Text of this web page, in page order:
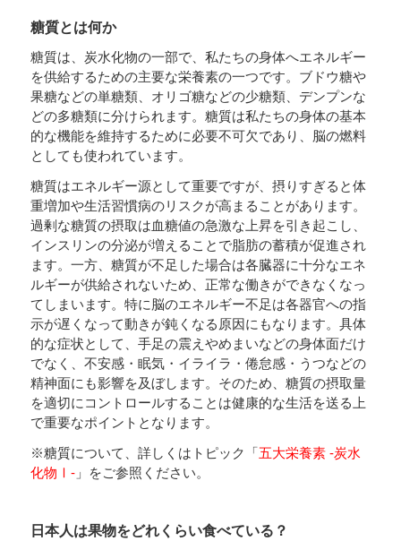
糖質とは何か
糖質は、炭水化物の一部で、私たちの身体へエネルギー
を供給するための主要な栄養素の一つです。ブドウ糖や
果糖などの単糖類、オリゴ糖などの少糖類、デンプンな
どの多糖類に分けられます。糖質は私たちの身体の基本
的な機能を維持するために必要不可欠であり、脳の燃料
としても使われています。
糖質はエネルギー源として重要ですが、摂りすぎると体
重増加や生活習慣病のリスクが高まることがあります。
過剰な糖質の摂取は血糖値の急激な上昇を引き起こし、
インスリンの分泌が増えることで脂肪の蓄積が促進され
ます。一方、糖質が不足した場合は各臓器に十分なエネ
ルギーが供給されないため、正常な働きができなくなっ
てしまいます。特に脳のエネルギー不足は各器官への指
示が遅くなって動きが鈍くなる原因にもなります。具体
的な症状として、手足の震えやめまいなどの身体面だけ
でなく、不安感・眠気・イライラ・倦怠感・うつなどの
精神面にも影響を及ぼします。そのため、糖質の摂取量
を適切にコントロールすることは健康的な生活を送る上
で重要なポイントとなります。
※糖質について、詳しくはトピック「 五大栄養素 -炭水
化物Ⅰ-」をご参照ください。
日本人は果物をどれくらい食べている？